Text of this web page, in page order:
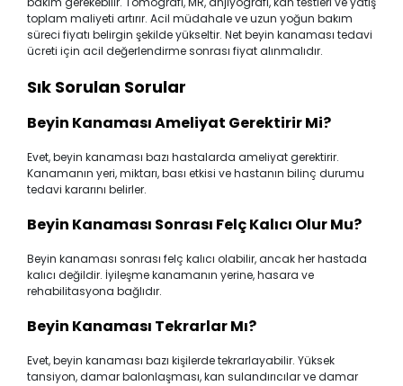
toplam maliyeti artırır. Acil müdahale ve uzun yoğun bakım
süreci fiyatı belirgin şekilde yükseltir. Net beyin kanaması tedavi
ücreti için acil değerlendirme sonrası fiyat alınmalıdır.
Sık Sorulan Sorular
Beyin Kanaması Ameliyat Gerektirir Mi?
Evet, beyin kanaması bazı hastalarda ameliyat gerektirir.
Kanamanın yeri, miktarı, bası etkisi ve hastanın bilinç durumu
tedavi kararını belirler.
Beyin Kanaması Sonrası Felç Kalıcı Olur Mu?
Beyin kanaması sonrası felç kalıcı olabilir, ancak her hastada
kalıcı değildir. İyileşme kanamanın yerine, hasara ve
rehabilitasyona bağlıdır.
Beyin Kanaması Tekrarlar Mı?
Evet, beyin kanaması bazı kişilerde tekrarlayabilir. Yüksek
tansiyon, damar balonlaşması, kan sulandırıcılar ve damar